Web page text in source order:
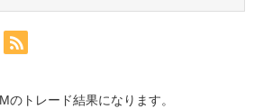
のトレード結果になります。